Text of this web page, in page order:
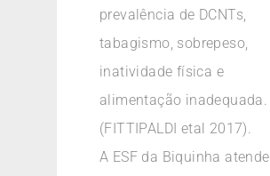
prevalência de DCNTs,
tabagismo, sobrepeso,
inatividade física e
alimentação inadequada.
(FITTIPALDI etal 2017).
A ESF da Biquinha atende